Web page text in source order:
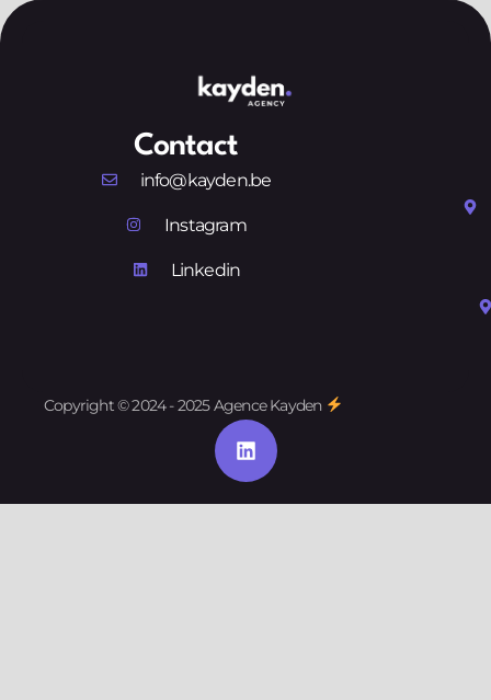
Contact
info@kayden.be
Instagram
Linkedin
Copyright © 2024 - 2025 Agence Kayden